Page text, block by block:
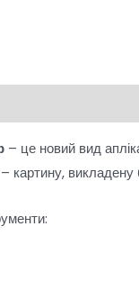
– це новий вид
картину, викладену